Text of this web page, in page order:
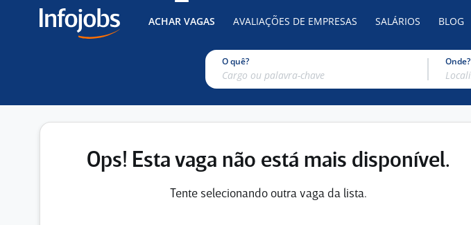
ACHAR VAGAS AVALIAÇÕES DE EMPRESAS SALÁRIOS BLOG
O quê? Onde?
Ops! Esta vaga não está mais disponível.
Tente selecionando outra vaga da lista.